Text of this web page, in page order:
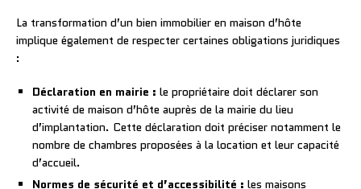
La transformation d’un bien immobilier en maison d’hôte
implique également de respecter certaines obligations juridiques
:
Déclaration en mairie : le propriétaire doit déclarer son
activité de maison d’hôte auprès de la mairie du lieu
d’implantation. Cette déclaration doit préciser notamment le
nombre de chambres proposées à la location et leur capacité
d’accueil.
Normes de sécurité et d’accessibilité : les maisons